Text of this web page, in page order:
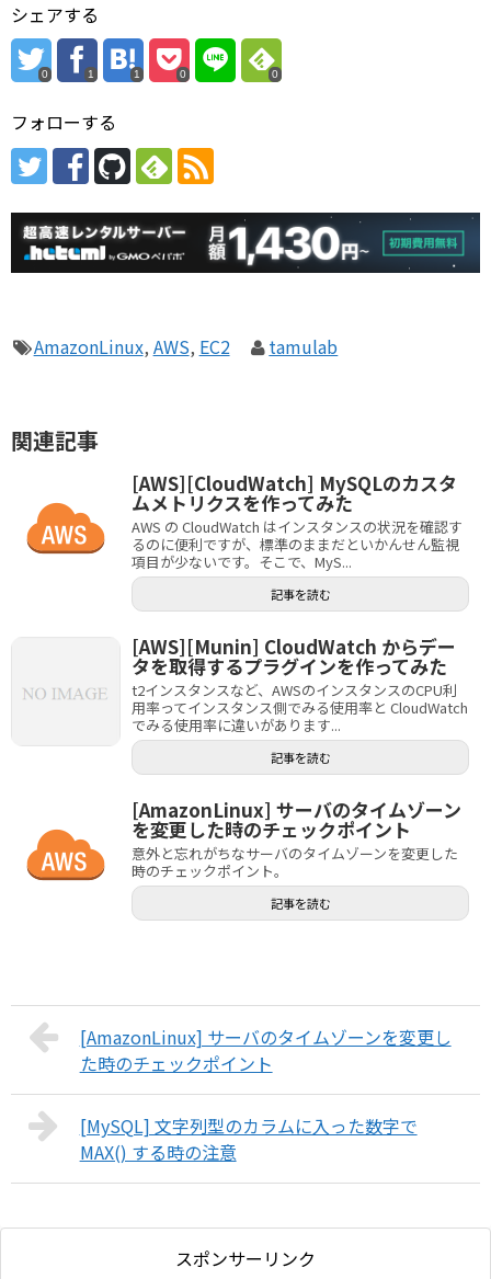
シェアする
0 1 1 0 0
フォローする
AmazonLinux, AWS, EC2 tamulab
関連記事
[AWS][CloudWatch] MySQLのカスタ
ムメトリクスを作ってみた
AWS の CloudWatch はインスタンスの状況を確認す
るのに便利ですが、標準のままだといかんせん監視
項目が少ないです。そこで、MyS...
記事を読む
[AWS][Munin] CloudWatch からデー
タを取得するプラグインを作ってみた
t2インスタンスなど、AWSのインスタンスのCPU利
用率ってインスタンス側でみる使用率と CloudWatch
でみる使用率に違いがあります...
記事を読む
[AmazonLinux] サーバのタイムゾーン
を変更した時のチェックポイント
意外と忘れがちなサーバのタイムゾーンを変更した
時のチェックポイント。
記事を読む
[AmazonLinux] サーバのタイムゾーンを変更し
た時のチェックポイント
[MySQL] 文字列型のカラムに入った数字で
MAX() する時の注意
スポンサーリンク